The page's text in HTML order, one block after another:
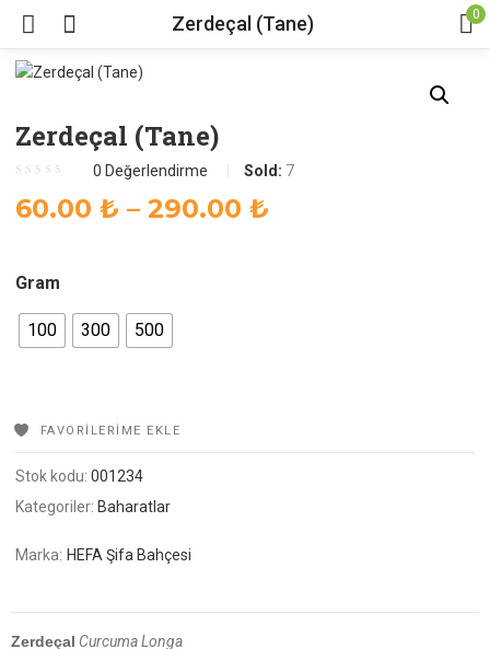
Zerdeçal (Tane) 0
Zerdeçal (Tane)
0 Değerlendirme Sold: 7
60.00₺ –290.00₺
Gram
100 300 500
FAVORILERIME EKLE
Stok kodu:001234
Kategoriler: Baharatlar
Marka: HEFA Şifa Bahçesi
Zerdeçal Curcuma Longa